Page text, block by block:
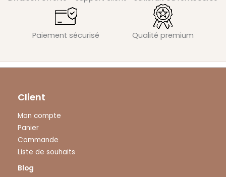
Paiement sécurisé Qualité premium
Client
Mon compte
Panier
Commande
Liste de souhaits
Blog